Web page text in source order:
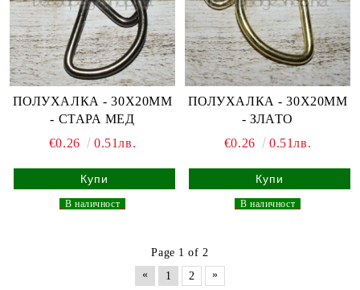
ПОЛУХАЛКА - 30Х20ММ
- СТАРА МЕД
€0.26
0.51лв.
В наличност
ПОЛУХАЛКА - 30Х20ММ
- ЗЛАТО
€0.26
0.51лв.
В наличност
Page 1 of 2
«
1 2 »